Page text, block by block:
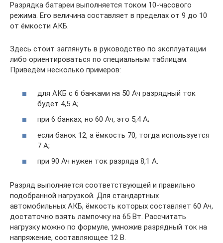
Разрядка батареи выполняется током 10-часового
режима. Его величина составляет в пределах от 9 до 10
от ёмкости АКБ.
Здесь стоит заглянуть в руководство по эксплуатации
либо ориентироваться по специальным таблицам.
Приведём несколько примеров:
для АКБ с 6 банками на 50 Ач разрядный ток
будет 4,5 А;
при 6 банках, но 60 Ач, это 5,4 А;
если банок 12, а ёмкость 70, тогда используется
7 А;
при 90 Ач нужен ток разряда 8,1 А.
Разряд выполняется соответствующей и правильно
подобранной нагрузкой. Для стандартных
автомобильных АКБ, ёмкость которых составляет 60 Ач,
достаточно взять лампочку на 65 Вт. Рассчитать
нагрузку можно по формуле, умножив разрядный ток на
напряжение, составляющее 12 В.